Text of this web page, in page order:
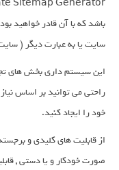
باشد که با آن قادر خواهید
سایت یا به عبارت دیگر (
این سیستم داری بخش های
راحتی می توانید بر اساس
خود را ایجاد کنید.
صورت خودکار و یا دستی ,